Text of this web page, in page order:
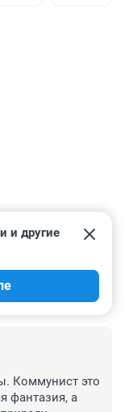
и другие
Коммунист это
фантазия, а